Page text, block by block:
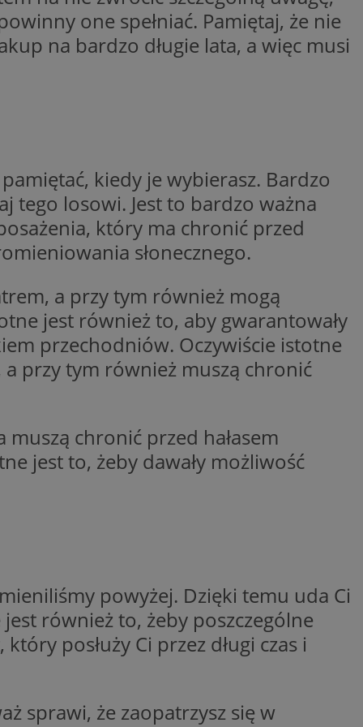
one spełniać. Pamiętaj, że nie
na bardzo długie lata, a więc musi
kiedy je wybierasz. Bardzo
tego losowi. Jest to bardzo ważna
który ma chronić przed
słonecznego.
a przy tym również mogą
jest również to, aby gwarantowały
przechodniów. Oczywiście istotne
a przy tym również muszą chronić
chronić przed hałasem
jest to, żeby dawały możliwość
powyżej. Dzięki temu uda Ci
również to, żeby poszczególne
posłuży Ci przez długi czas i
sprawi, że zaopatrzysz się w
sesji.
sesji.
sesji.
identyfikatora
obsługuje
przechowywania
do usług
czy użytkownik
lub reklamy.
ludzi i
internetowej,
raportów
na pliki cookie.
Cookie-
do
- co
usługi
losowo
i służy do
sesji i kampanii
który
w
Bidswitch
że
samych
który
w
do